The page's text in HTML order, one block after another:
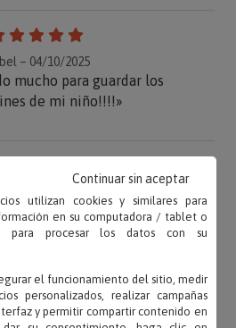
– 04/10/2025
mucho para guardar los
de mi niño!!!!»
tener localizados las piezas
como el mio. Tamaño
utilizan cookies y similares para
en su computadora / tablet o
para procesar los datos con su
el funcionamiento del sitio, medir
personalizados, realizar campañas
y permitir compartir contenido en
Continuar sin aceptar